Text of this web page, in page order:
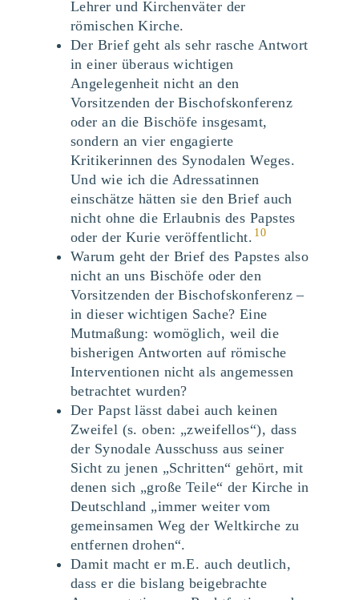
Lehrer und Kirchenväter der
römischen Kirche.
Der Brief geht als sehr rasche Antwort
in einer überaus wichtigen
Angelegenheit nicht an den
Vorsitzenden der Bischofskonferenz
oder an die Bischöfe insgesamt,
sondern an vier engagierte
Kritikerinnen des Synodalen Weges.
Und wie ich die Adressatinnen
einschätze hätten sie den Brief auch
nicht ohne die Erlaubnis des Papstes
oder der Kurie veröffentlicht. 10
Warum geht der Brief des Papstes also
nicht an uns Bischöfe oder den
Vorsitzenden der Bischofskonferenz –
in dieser wichtigen Sache? Eine
Mutmaßung: womöglich, weil die
bisherigen Antworten auf römische
Interventionen nicht als angemessen
betrachtet wurden?
Der Papst lässt dabei auch keinen
Zweifel (s. oben: „zweifellos“), dass
der Synodale Ausschuss aus seiner
Sicht zu jenen „Schritten“ gehört, mit
denen sich „große Teile“ der Kirche in
Deutschland „immer weiter vom
gemeinsamen Weg der Weltkirche zu
entfernen drohen“.
Damit macht er m.E. auch deutlich,
dass er die bislang beigebrachte